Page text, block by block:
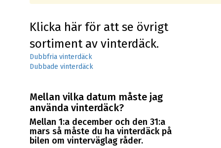
Klicka här för att se övrigt
sortiment av vinterdäck.
Dubbfria vinterdäck
Dubbade vinterdäck
Mellan vilka datum måste jag
använda vinterdäck?
Mellan 1:a december och den 31:a
mars så måste du ha vinterdäck på
bilen om vinterväglag råder.